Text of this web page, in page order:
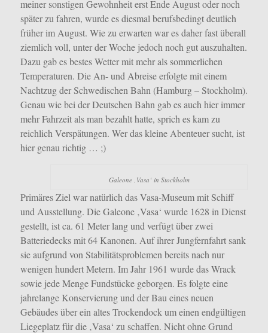
meiner sonstigen Gewohnheit erst Ende August oder noch
später zu fahren, wurde es diesmal berufsbedingt deutlich
früher im August. Wie zu erwarten war es daher fast überall
ziemlich voll, unter der Woche jedoch noch gut auszuhalten.
Dazu gab es bestes Wetter mit mehr als sommerlichen
Temperaturen. Die An- und Abreise erfolgte mit einem
Nachtzug der Schwedischen Bahn (Hamburg – Stockholm).
Genau wie bei der Deutschen Bahn gab es auch hier immer
mehr Fahrzeit als man bezahlt hatte, sprich es kam zu
reichlich Verspätungen. Wer das kleine Abenteuer sucht, ist
hier genau richtig … ;)
Galeone ‚Vasa‘ in Stockholm
Primäres Ziel war natürlich das Vasa-Museum mit Schiff
und Ausstellung. Die Galeone ‚Vasa‘ wurde 1628 in Dienst
gestellt, ist ca. 61 Meter lang und verfügt über zwei
Batteriedecks mit 64 Kanonen. Auf ihrer Jungfernfahrt sank
sie aufgrund von Stabilitätsproblemen bereits nach nur
wenigen hundert Metern. Im Jahr 1961 wurde das Wrack
sowie jede Menge Fundstücke geborgen. Es folgte eine
jahrelange Konservierung und der Bau eines neuen
Gebäudes über ein altes Trockendock um einen endgültigen
Liegeplatz für die ‚Vasa‘ zu schaffen. Nicht ohne Grund